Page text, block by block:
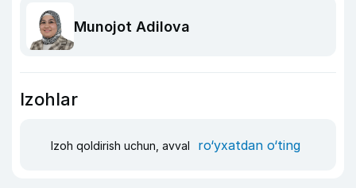
Munojot Adilova
Izohlar
Izoh qoldirish uchun, avval ro‘yxatdan o‘ting